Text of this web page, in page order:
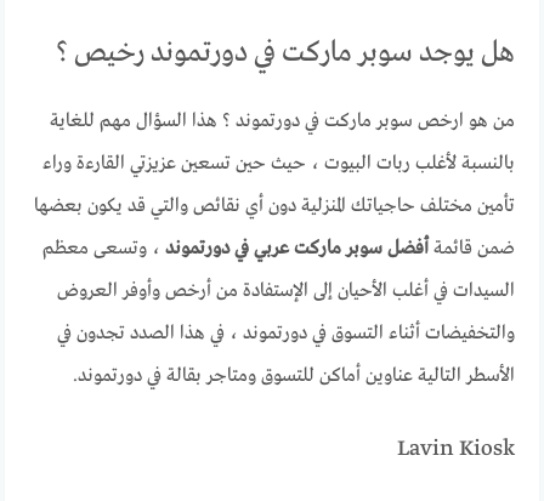
هل يوجد سوبر ماركت في دورتموند رخيص ؟
من هو ارخص سوبر ماركت في دورتموند ؟ هذا السؤال مهم للغاية
بالنسبة لأغلب ربات البيوت ، حيث حين تسعين عزيزتي القارءة وراء
تأمين مختلف حاجياتك المنزلية دون أي نقائص والتي قد يكون بعضها
ضمن قائمةأفضل سوبر ماركت عربي في دورتموند ، وتسعى معظم
السيدات في أغلب الأحيان إلى الإستفادة من أرخص وأوفر العروض
والتخفيضات أثناء التسوق في دورتموند ، في هذا الصدد تجدون في
الأسطر التالية عناوين أماكن للتسوق ومتاجر بقالة في دورتموند.
Lavin Kiosk